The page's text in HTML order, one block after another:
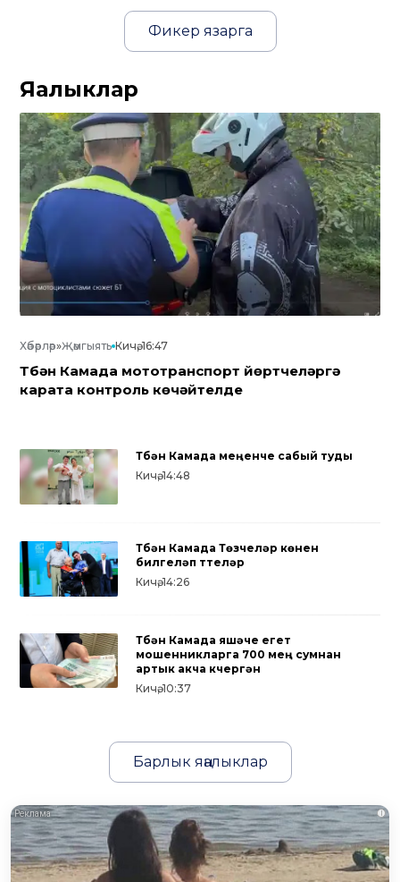
Фикер язарга
Яңалыклар
Хәбәрләр»Җәмгыять Кичә, 16:47
Түбән Камада мототранспорт йөртүчеләргә
карата контроль көчәйтелде
Түбән Камада меңенче сабый туды
Кичә, 14:48
Түбән Камада Төзүчеләр көнен
билгеләп үттеләр
Кичә, 14:26
Түбән Камада яшәүче егет
мошенникларга 700 мең сумнан
артык акча күчергән
Кичә, 10:37
Барлык яңалыклар
i